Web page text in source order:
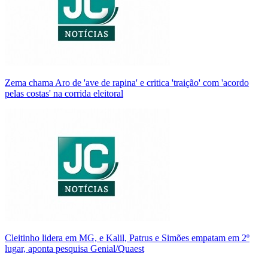
Zema chama Aro de 'ave de rapina' e critica 'traição' com 'acordo
pelas costas' na corrida eleitoral
Cleitinho lidera em MG, e Kalil, Patrus e Simões empatam em 2º
lugar, aponta pesquisa Genial/Quaest